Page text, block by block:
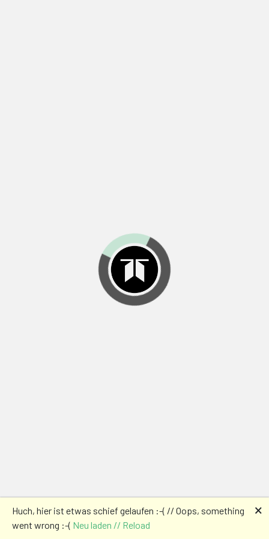
Huch, hier ist etwas schief gelaufen :-( // Oops, something
went wrong :-( Neu laden // Reload
🗙